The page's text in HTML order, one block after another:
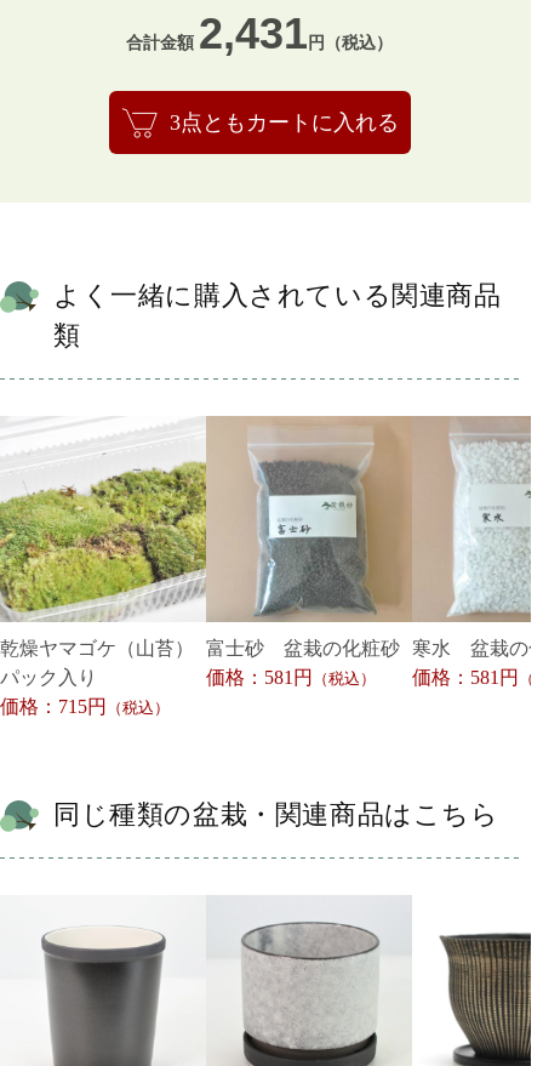
合計金額 2,431 円（税込）
3点ともカートに入れる
よく一緒に購入されている関連商品
類
乾燥ヤマゴケ（山苔）
パック入り
価格：715円
（税込）
富士砂 盆栽の化粧砂
価格：581円
（税込）
寒水 盆栽の
価格：581円
同じ種類の盆栽・関連商品はこちら